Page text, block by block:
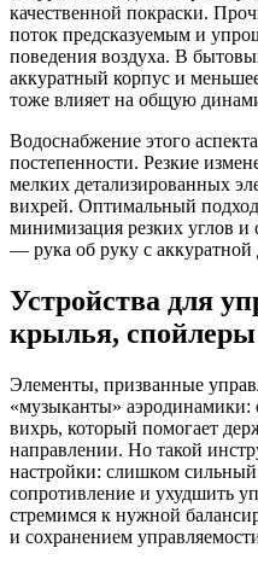
качественной покраски.
поток предсказуемым и
поведения воздуха. В
аккуратный корпус и
тоже влияет на общую
Водоснабжение этого
постепенности. Резкие
мелких детализированных
вихрей. Оптимальный
минимизация резких углов и
— рука об руку с аккуратной
Устройства для
крылья,
Элементы, призванные
«музыканты»
вихрь, который помогает
направлении. Но такой
настройки: слишком
сопротивление и ухудшить
стремимся к нужной
и сохранением